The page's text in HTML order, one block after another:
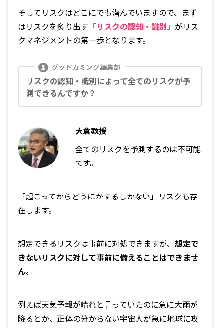
そしてリスクはどこにでも潜んでいますので、まず
はリスクを炙り出す 「リスクの認知・識別」 がリス
クマネジメントの第一歩となります。
リスクの認知・識別によって全てのリスクが予
測できるんですか？
大倉教授
全てのリスクを予測するのは不可能
です。
「起こってからどうにかするしかない」リスクも存
在します。
想定できるリスクは事前に対処できますが、 想定で
きないリスクに対して事前に備えることはできませ
ん。
例えば天気予報が晴れと言っていたのに急に大雨が
降るとか、正体の分からない宇宙人が急に地球に攻